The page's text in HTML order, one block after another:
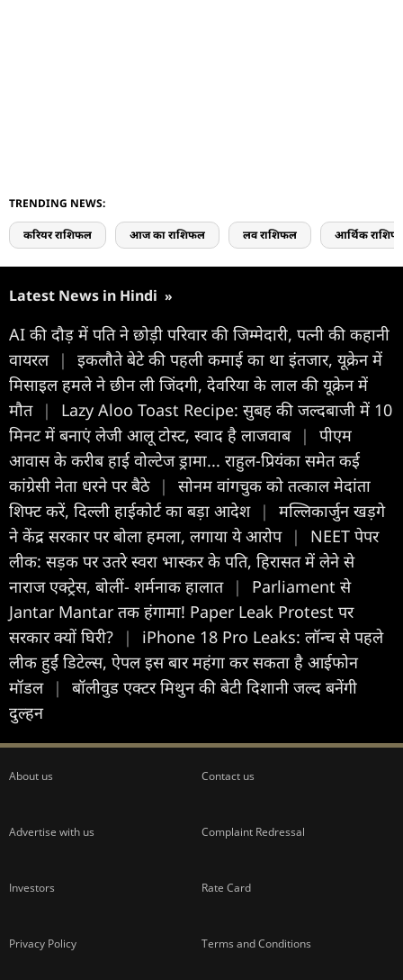
TRENDING NEWS:
करियर राशिफल आज का राशिफल लव राशिफल आर्थिक
Latest News in Hindi »
AI की दौड़ में पति ने छोड़ी परिवार की जिम्मेदारी, पत्नी की कहानी
वायरल |
इकलौते बेटे की पहली कमाई का था इंतजार, यूक्रेन में
मिसाइल हमले ने छीन ली जिंदगी, देवरिया के लाल की यूक्रेन में
मौत |
Lazy Aloo Toast Recipe: सुबह की जल्दबाजी में 10
मिनट में बनाएं लेजी आलू टोस्ट, स्वाद है लाजवाब |
पीएम
आवास के करीब हाई वोल्टेज ड्रामा... राहुल-प्रियंका समेत कई
कांग्रेसी नेता धरने पर बैठे |
सोनम वांगचुक को तत्काल मेदांता
शिफ्ट करें, दिल्ली हाईकोर्ट का बड़ा आदेश |
मल्लिकार्जुन खड़गे
ने केंद्र सरकार पर बोला हमला, लगाया ये आरोप |
NEET पेपर
लीक: सड़क पर उतरे स्वरा भास्कर के पति, हिरासत में लेने से
नाराज एक्ट्रेस, बोलीं- शर्मनाक हालात |
Parliament से
Jantar Mantar तक हंगामा! Paper Leak Protest पर
सरकार क्यों घिरी?
|
iPhone 18 Pro Leaks: लॉन्च से पहले
लीक हुईं डिटेल्स, ऐपल इस बार महंगा कर सकता है आईफोन
मॉडल |
बॉलीवुड एक्टर मिथुन की बेटी दिशानी जल्द बनेंगी
दुल्हन
About us Contact us
Advertise with us Complaint Redressal
Investors Rate Card
Privacy Policy Terms and Conditions